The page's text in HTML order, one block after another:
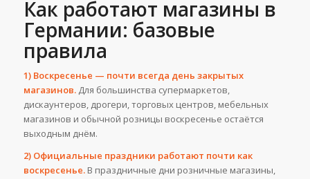
Как работают магазины в
Германии: базовые
правила
1) Воскресенье — почти всегда день закрытых
магазинов.Для большинства супермаркетов,
дискаунтеров, дрогери, торговых центров, мебельных
магазинов и обычной розницы воскресенье остаётся
выходным днём.
2) Официальные праздники работают почти как
воскресенье.В праздничные дни розничные магазины,